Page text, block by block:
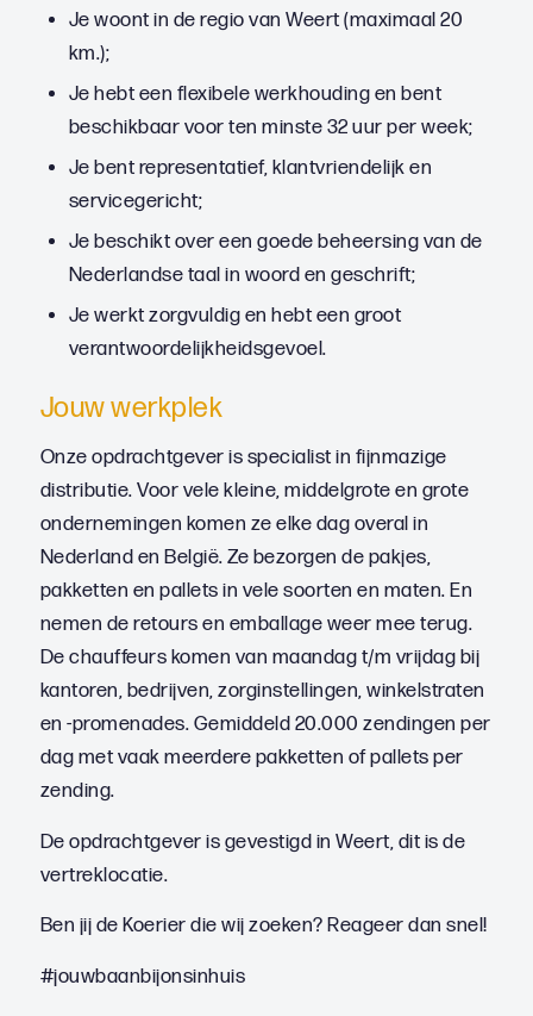
Je woont in de regio van Weert (maximaal 20
km.);
Je hebt een flexibele werkhouding en bent
beschikbaar voor ten minste 32 uur per week;
Je bent representatief, klantvriendelijk en
servicegericht;
Je beschikt over een goede beheersing van de
Nederlandse taal in woord en geschrift;
Je werkt zorgvuldig en hebt een groot
verantwoordelijkheidsgevoel.
Jouw werkplek
Onze opdrachtgever is specialist in fijnmazige
distributie. Voor vele kleine, middelgrote en grote
ondernemingen komen ze elke dag overal in
Nederland en België. Ze bezorgen de pakjes,
pakketten en pallets in vele soorten en maten. En
nemen de retours en emballage weer mee terug.
De chauffeurs komen van maandag t/m vrijdag bij
kantoren, bedrijven, zorginstellingen, winkelstraten
en -promenades. Gemiddeld 20.000 zendingen per
dag met vaak meerdere pakketten of pallets per
zending.
De opdrachtgever is gevestigd in Weert, dit is de
vertreklocatie.
Ben jij de Koerier die wij zoeken? Reageer dan snel!
#jouwbaanbijonsinhuis